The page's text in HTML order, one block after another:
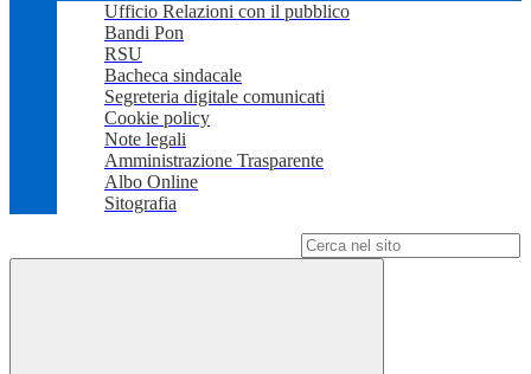
Ufficio Relazioni con il pubblico
Bandi Pon
RSU
Bacheca sindacale
Segreteria digitale comunicati
Cookie policy
Note legali
Amministrazione Trasparente
Albo Online
Sitografia